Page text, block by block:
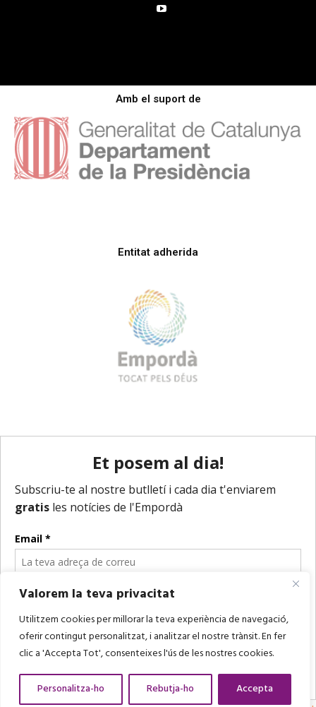
Valorem la teva privacitat
Utilitzem cookies per millorar la teva experiència de navegació,
oferir contingut personalitzat, i analitzar el nostre trànsit. En fer
clic a 'Accepta Tot', consenteixes l'ús de les nostres cookies.
Personalitza-ho Rebutja-ho Accepta
Amb el suport de
Entitat adherida